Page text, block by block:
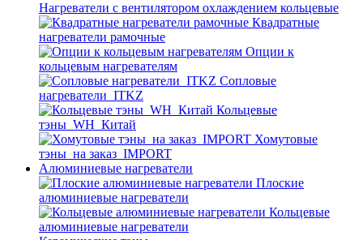
Нагреватели с вентилятором охлаждением кольцевые
Квадратные
нагреватели рамочные
Опции к
кольцевым нагревателям
Cопловые
нагреватели_ITKZ
Кольцевые
тэны_WH_Китай
Хомутовые
тэны_на заказ_IMPORT
Алюминиевые нагреватели
Плоские
алюминиевые нагреватели
Кольцевые
алюминиевые нагреватели